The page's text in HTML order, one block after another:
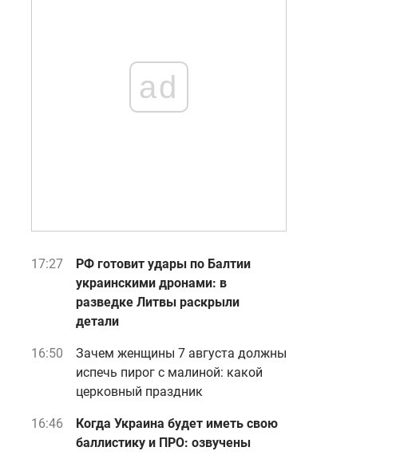
ad
17:27
РФ готовит удары по Балтии
украинскими дронами: в
разведке Литвы раскрыли
детали
16:50
Зачем женщины 7 августа должны
испечь пирог с малиной: какой
церковный праздник
16:46
Когда Украина будет иметь свою
баллистику и ПРО: озвучены